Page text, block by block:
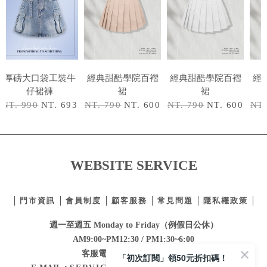
厚磅大口袋工裝牛
仔裙褲
NT. 990 NT. 693
經典甜酷學院百褶
裙
NT. 790 NT. 600
經典甜酷學院百褶
裙
NT. 790 NT. 600
經
WEBSITE SERVICE
門市資訊 會員制度 顧客服務 常見問題 隱私權政策
週一至週五 Monday to Friday（例假日公休）
AM9:00~PM12:30 / PM1:30~6:00
客服電話：02-2332-0855
「初次訂閱」領50元折扣碼！